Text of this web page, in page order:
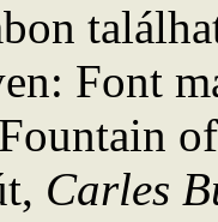
Font
Carles